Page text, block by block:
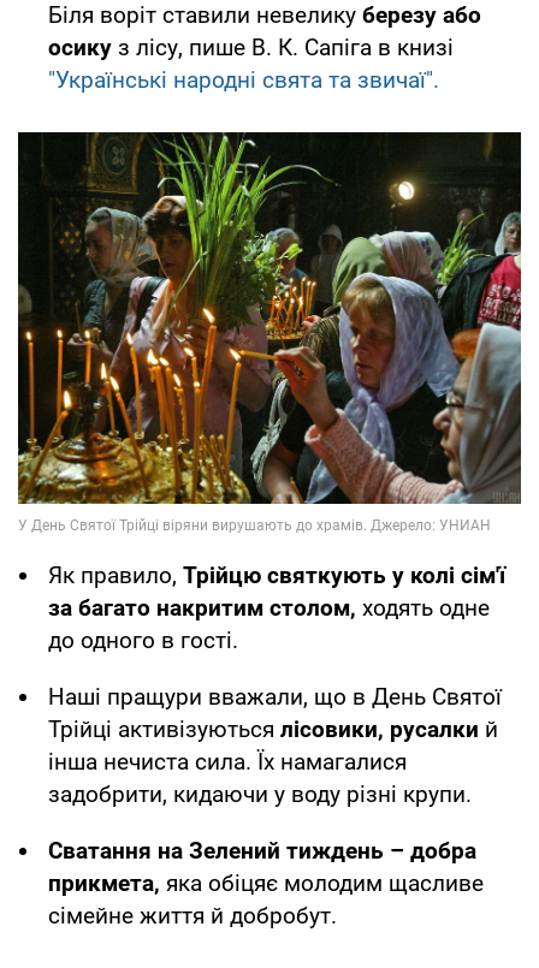
Біля воріт ставили невелику березу або
осику з лісу, пише В. К. Сапіга в книзі
"Українські народні свята та звичаї".
Як правило, Трійцю святкують у колі сім'ї
за багато накритим столом, ходять одне
до одного в гості.
Наші пращури вважали, що в День Святої
Трійці активізуються лісовики, русалки й
інша нечиста сила. Їх намагалися
задобрити, кидаючи у воду різні крупи.
Сватання на Зелений тиждень – добра
прикмета, яка обіцяє молодим щасливе
сімейне життя й добробут.